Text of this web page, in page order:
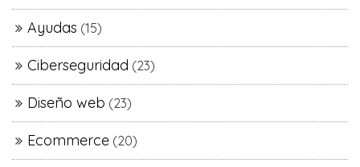
Ayudas (15)
Ciberseguridad (23)
Diseño web (23)
Ecommerce (20)